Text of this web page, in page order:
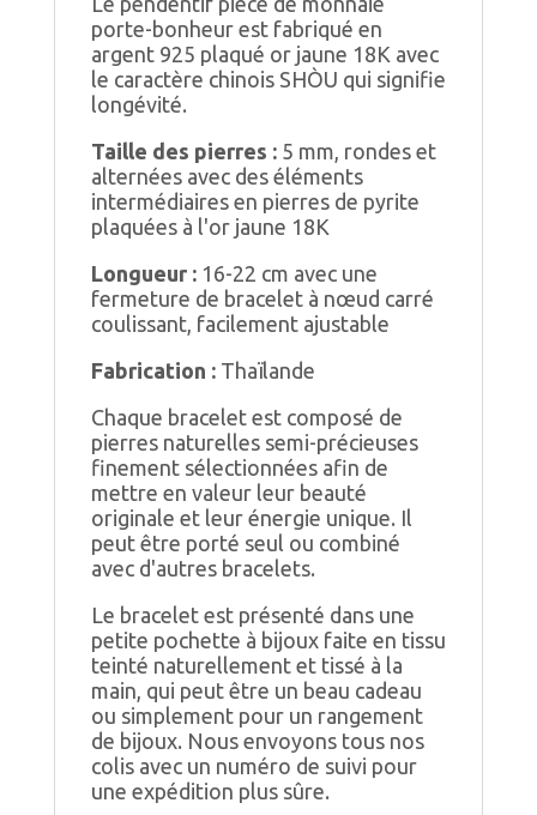
porte-bonheur est fabriqué en
argent 925 plaqué or jaune 18K avec
le caractère chinois SHÒU qui signifie
longévité.
Taille des pierres : 5 mm, rondes et
alternées avec des éléments
intermédiaires en pierres de pyrite
plaquées à l'or jaune 18K
Longueur :16-22 cm avec une
fermeture de bracelet à nœud carré
coulissant, facilement ajustable
Fabrication :Thaïlande
Chaque bracelet est composé de
pierres naturelles semi-précieuses
finement sélectionnées afin de
mettre en valeur leur beauté
originale et leur énergie unique. Il
peut être porté seul ou combiné
avec d'autres bracelets.
Le bracelet est présenté dans une
petite pochette à bijoux faite en tissu
teinté naturellement et tissé à la
main, qui peut être un beau cadeau
ou simplement pour un rangement
de bijoux. Nous envoyons tous nos
colis avec un numéro de suivi pour
une expédition plus sûre.